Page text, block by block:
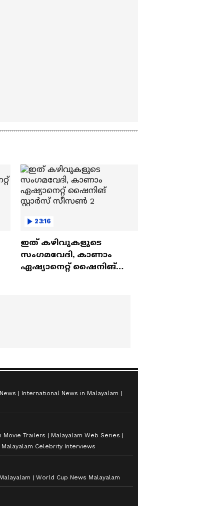
23:16
ഇത് കഴിവുകളുടെ
സംഗമവേദി, കാണാം
ഏഷ്യാനെറ്റ് ഷൈനിങ്
International News in Malayalam
Movie Trailers
Malayalam Web Series
Malayalam Celebrity Interviews
World Cup News Malayalam